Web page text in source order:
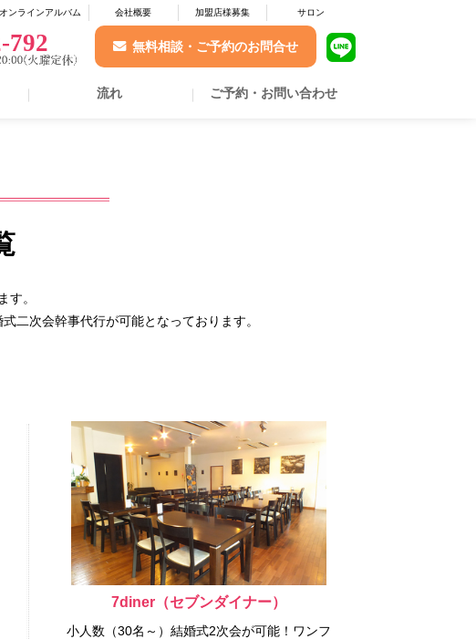
オンラインアルバム 会社概要 加盟店様募集 サロン
792 無料相談・ご予約のお問合せ
流れ ご予約・お問い合わせ
す。
二次会幹事代行が可能となっております。
7diner（セブンダイナー）
小人数（30名～）結婚式2次会が可能！ワンフ